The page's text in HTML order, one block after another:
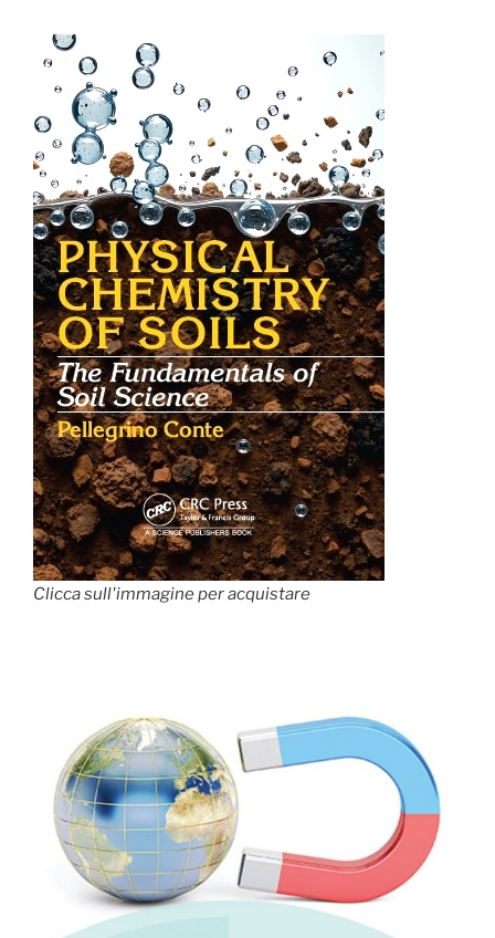
Clicca sull'immagine per acquistare